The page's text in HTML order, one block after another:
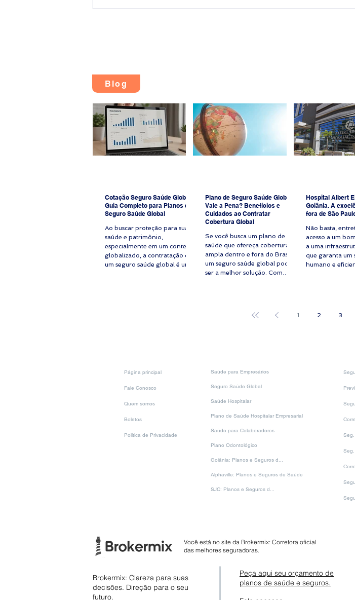
Blog
Cotação Seguro Saúde Global:
Guia Completo para Planos de
Seguro Saúde Global
Ao buscar proteção para sua
saúde e patrimônio,
especialmente em um contexto
globalizado, a contratação de
um seguro saúde global é uma
segurança e análise técnica.
Plano de Seguro Saúde Global:
Vale a Pena? Benefícios e
Cuidados ao Contratar
Cobertura Global
Se você busca um plano de
saúde que ofereça cobertura
ampla dentro e fora do Brasil,
um seguro saúde global pode
ser a melhor solução. Com
tipo de cobertura está cada vez
plano de saúde global? Neste
Hospital Albert
Goiânia. A
fora de São
Não basta,
acesso a um
a uma
que garanta um
humano e
1 2 3
Página principal
Fale Conosco
Quem somos
Boletos
Política de Privacidade
Saúde para Empresários
Seguro Saúde Global
Saúde Hospitalar
Plano de Saúde Hospitalar Empresarial
Saúde para Colaboradores
Plano Odontológico
Goiânia: Planos e Seguros d...
Alphaville: Planos e Seguros de Saúde
SJC: Planos e Seguros d...
Você está no site da Brokermix: Corretora oficial
das melhores seguradoras.
Peça aqui seu orçamento de
planos de saúde e seguros.
Brokermix: Clareza para suas
decisões. Direção para o seu
futuro.